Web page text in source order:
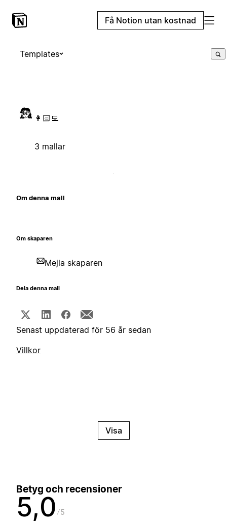
Få Notion utan kostnad
Templates
👩🏻‍💻
3 mallar
Om denna mall
Om skaparen
Mejla skaparen
Dela denna mall
Senast uppdaterad för 56 år sedan
Villkor
Visa
Betyg och recensioner
5,0 5